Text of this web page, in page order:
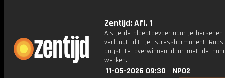
Zentijd: Afl. 1
Als je de bloedtoevoer naar je hersenen
verlaagt dit je stresshormonen!
angst te overwinnen door met de
werken.
11-05-2026 09:30
NPO2